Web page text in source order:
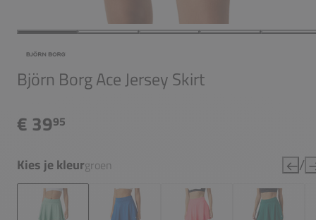
Björn Borg Ace Jersey Skirt
€ 3995
Kies je kleurgroen /